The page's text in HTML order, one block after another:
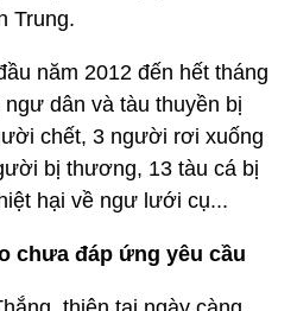
Trung.
năm 2012 đến hết tháng
dân và tàu thuyền bị
chết, 3 người rơi xuống
bị thương, 13 tàu cá bị
hại về ngư lưới cụ...
chưa đáp ứng yêu cầu